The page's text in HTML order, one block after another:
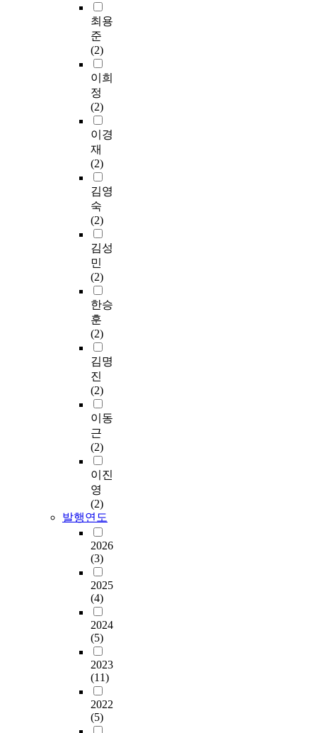
최용
준
(2)
이희
정
(2)
이경
재
(2)
김영
숙
(2)
김성
민
(2)
한승
훈
(2)
김명
진
(2)
이동
근
(2)
이진
영
(2)
발행연도
2026
(3)
2025
(4)
2024
(5)
2023
(11)
2022
(5)